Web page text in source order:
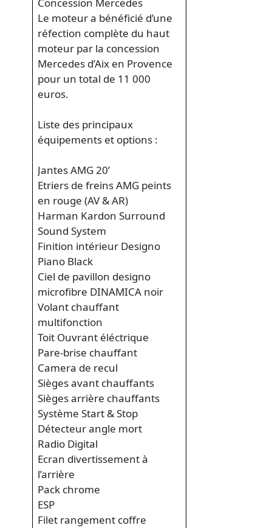
Concession Mercedes
Le moteur a bénéficié d’une
réfection complète du haut
moteur par la concession
Mercedes d’Aix en Provence
pour un total de 11 000
euros.
Liste des principaux
équipements et options :
Jantes AMG 20’
Etriers de freins AMG peints
en rouge (AV & AR)
Harman Kardon Surround
Sound System
Finition intérieur Designo
Piano Black
Ciel de pavillon designo
microfibre DINAMICA noir
Volant chauffant
multifonction
Toit Ouvrant éléctrique
Pare-brise chauffant
Camera de recul
Sièges avant chauffants
Sièges arrière chauffants
Système Start & Stop
Détecteur angle mort
Radio Digital
Ecran divertissement à
l’arrière
Pack chrome
ESP
Filet rangement coffre